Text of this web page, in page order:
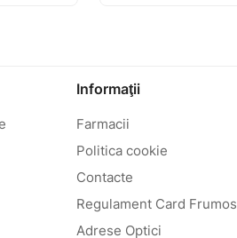
Informaţii
Farmacii
Politica cookie
Contacte
Regulament Card Frumos
Adrese Optici